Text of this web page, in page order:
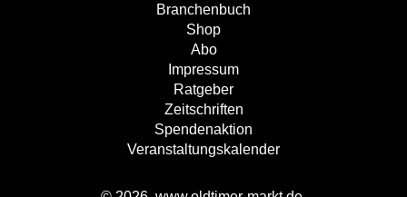
Branchenbuch
Shop
Abo
Impressum
Ratgeber
Zeitschriften
Spendenaktion
Veranstaltungskalender